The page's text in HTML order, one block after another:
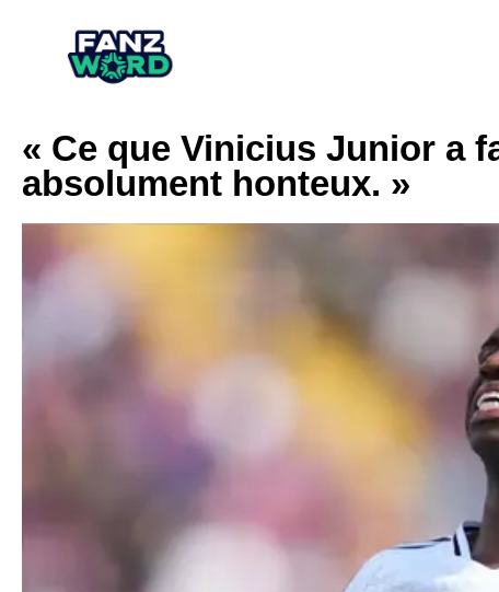
« Ce que Vinicius Junior a
absolument honteux. »